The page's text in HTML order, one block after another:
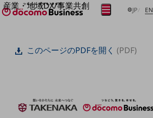
産業・地域DX/事業共創
OPEN HUB for Plural Futures
OPEN HUB for Plural Futuresとは
Smart World
JP日本語
EN
メニュー
開く
フリーワードを入力して探す
フリーワードでNTTドコモビジネスの
取り組みを検索
このページのPDFを開く(PDF)